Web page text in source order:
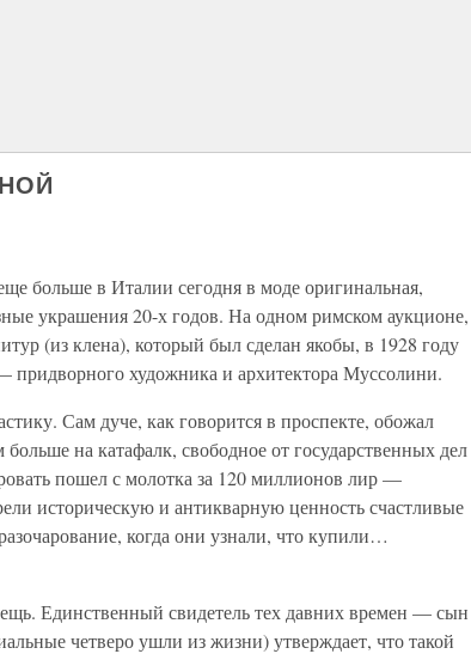
больше в Италии сегодня в моде оригинальная,
украшения 20-х годов. На одном римском аукционе,
(из клена), который был сделан якобы, в 1928 году
художника и архитектора Муссолини.
Сам дуче, как говорится в проспекте, обожал
на катафалк, свободное от государственных дел
пошел с молотка за 120 миллионов лир —
историческую и антикварную ценность счастливые
когда они узнали, что купили…
Единственный свидетель тех давних времен — сын
четверо ушли из жизни) утверждает, что такой